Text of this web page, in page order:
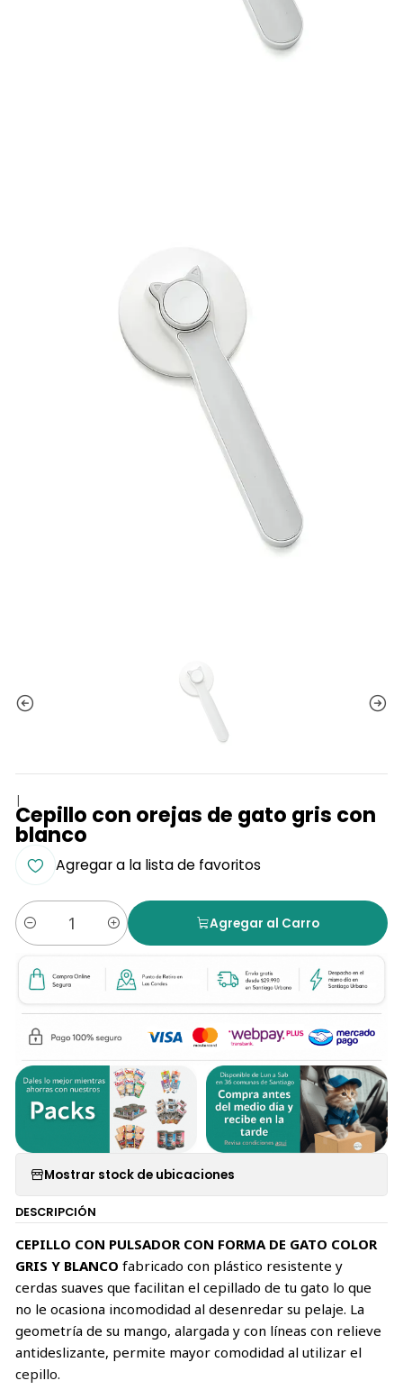
|
Cepillo con orejas de gato gris con
blanco
Agregar a la lista de favoritos
Cantidad
Agregar al Carro
Mostrar stock de ubicaciones
DESCRIPCIÓN
CEPILLO CON PULSADOR CON FORMA DE GATO COLOR
GRIS Y BLANCO fabricado con plástico resistente y
cerdas suaves que facilitan el cepillado de tu gato lo que
no le ocasiona incomodidad al desenredar su pelaje. La
geometría de su mango, alargada y con líneas con relieve
antideslizante, permite mayor comodidad al utilizar el
cepillo.